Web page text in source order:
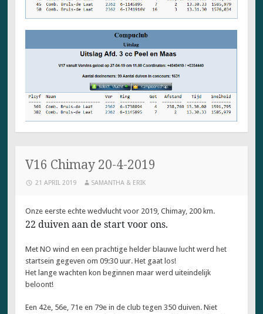
V16 Chimay 20-4-2019
21 APRIL 2019 SAMANTHA & ERIK
Onze eerste echte wedvlucht voor 2019, Chimay, 200 km.
22 duiven aan de start voor ons.
Met NO wind en een prachtige helder blauwe lucht werd het
startsein gegeven om 09:30 uur. Het gaat los!
Het lange wachten kon beginnen maar werd uiteindelijk
beloont!
Een 42e, 56e, 71e en 79e in de club tegen 350 duiven. Niet